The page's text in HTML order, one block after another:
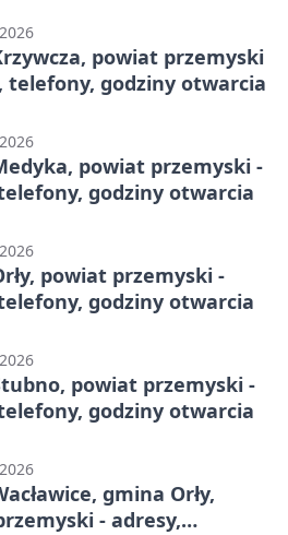
powiat przemyski
telefony, godziny otwarcia
powiat przemyski -
godziny otwarcia
powiat przemyski -
godziny otwarcia
powiat przemyski -
godziny otwarcia
gmina Orły,
- adresy,